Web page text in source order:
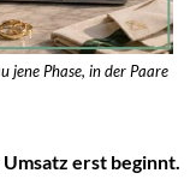
jene Phase, in der Paare
erst beginnt.